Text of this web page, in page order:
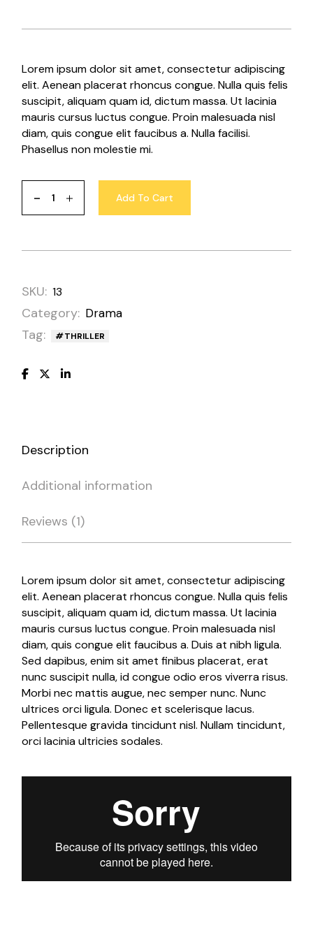
Lorem ipsum dolor sit amet, consectetur adipiscing
elit. Aenean placerat rhoncus congue. Nulla quis felis
suscipit, aliquam quam id, dictum massa. Ut lacinia
mauris cursus luctus congue. Proin malesuada nisl
diam, quis congue elit faucibus a. Nulla facilisi.
Phasellus non molestie mi.
Add To Cart
SKU: 13
Category: Drama
Tag: THRILLER
Description
Additional information
Reviews (1)
Lorem ipsum dolor sit amet, consectetur adipiscing
elit. Aenean placerat rhoncus congue. Nulla quis felis
suscipit, aliquam quam id, dictum massa. Ut lacinia
mauris cursus luctus congue. Proin malesuada nisl
diam, quis congue elit faucibus a. Duis at nibh ligula.
Sed dapibus, enim sit amet finibus placerat, erat
nunc suscipit nulla, id congue odio eros viverra risus.
Morbi nec mattis augue, nec semper nunc. Nunc
ultrices orci ligula. Donec et scelerisque lacus.
Pellentesque gravida tincidunt nisl. Nullam tincidunt,
orci lacinia ultricies sodales.